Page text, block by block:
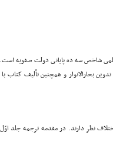
علمى شاخص سه ده پایانى دولت صفویه
بحارالانوار و همچنین تألیف کتاب
نظر دارند. در مقدمه ترجمه جلد